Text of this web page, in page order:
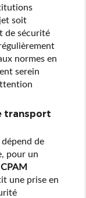
soit
de sécurité
normes en
serein
transport
de
pour un
une prise en